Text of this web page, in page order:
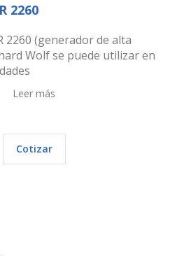
2260
2260 (generador de alta
Wolf se puede utilizar en
Leer más
Cotizar